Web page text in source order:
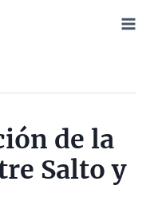
de la
Salto y